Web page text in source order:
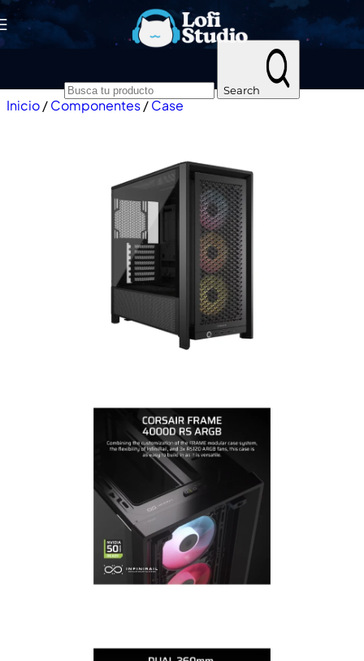
Skip to navigation Skip to main content
Search
Inicio/Componentes/Case